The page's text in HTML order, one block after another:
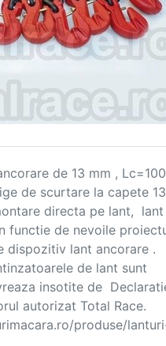
de 13 mm ,
de scurtare la capete
directa pe lant,  lant
functie de nevoile
dispozitiv lant ancorare .
de lant sunt
insotite de
autorizat Total Race.
produse/